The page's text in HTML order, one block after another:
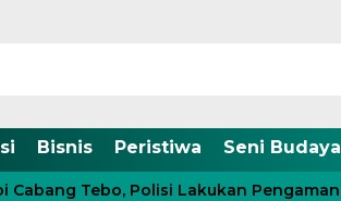
Bisnis Peristiwa Seni Budaya
Tebo, Polisi Lakukan Pengamanan